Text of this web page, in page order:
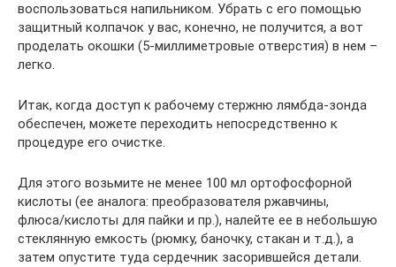
воспользоваться напильником. Убрать с его помощью
защитный колпачок у вас, конечно, не получится, а вот
проделать окошки (5-миллиметровые отверстия) в нем –
легко.
Итак, когда доступ к рабочему стержню лямбда-зонда
обеспечен, можете переходить непосредственно к
процедуре его очистке.
Для этого возьмите не менее 100 мл ортофосфорной
кислоты (ее аналога: преобразователя ржавчины,
флюса/кислоты для пайки и пр.), налейте ее в небольшую
стеклянную емкость (рюмку, баночку, стакан и т.д.), а
затем опустите туда сердечник засорившейся детали.